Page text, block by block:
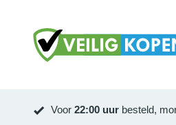
Voor 22:00 uur besteld,